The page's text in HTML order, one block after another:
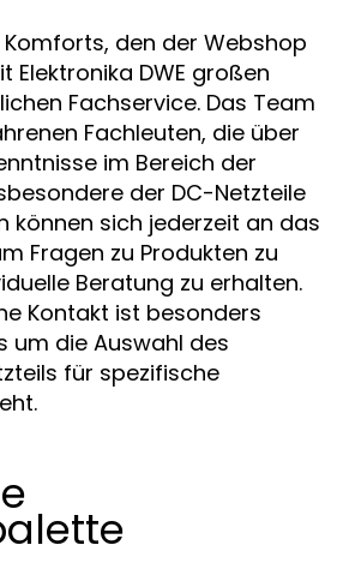
den der Webshop
Elektronika DWE großen
Fachservice. Das Team
Fachleuten, die über
im Bereich der
der DC-Netzteile
können sich jederzeit an das
Fragen zu Produkten zu
Beratung zu erhalten.
Kontakt ist besonders
um die Auswahl des
für spezifische